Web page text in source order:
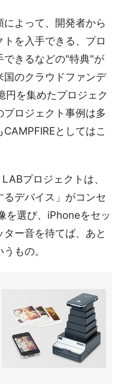
よって、開発者から
を入手できる、プロ
できるなどの"特典"が
のクラウドファンデ
を集めたプロジェク
プロジェクト事例は多
としてはこ
プロジェクトは、
るデバイス」がコンセ
を選び、iPhoneをセッ
ター音を待てば、あと
もの。